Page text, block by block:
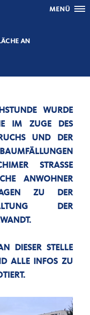
MENÜ
AN
WURDE
IM ZUGE DES
UND DER
STRASSE A
ANWOHNER H
ZU DER Z
DER G
DIESER STELLE
ALLE INFOS ZU